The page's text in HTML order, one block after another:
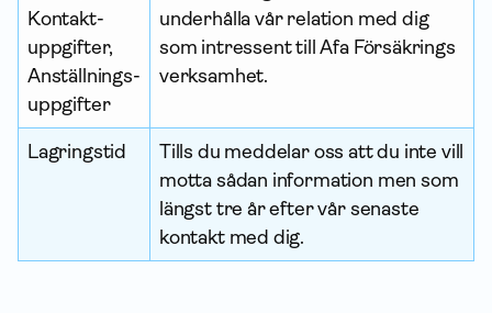
Kontakt­
uppgifter,
An­ställnings­
uppgifter
underhålla vår relation med dig
som intressent till Afa Försäkrings
verksamhet.
Lagringstid
Tills du meddelar oss att du inte vill
motta sådan infor­mation men som
längst tre år efter vår senaste
kontakt med dig.